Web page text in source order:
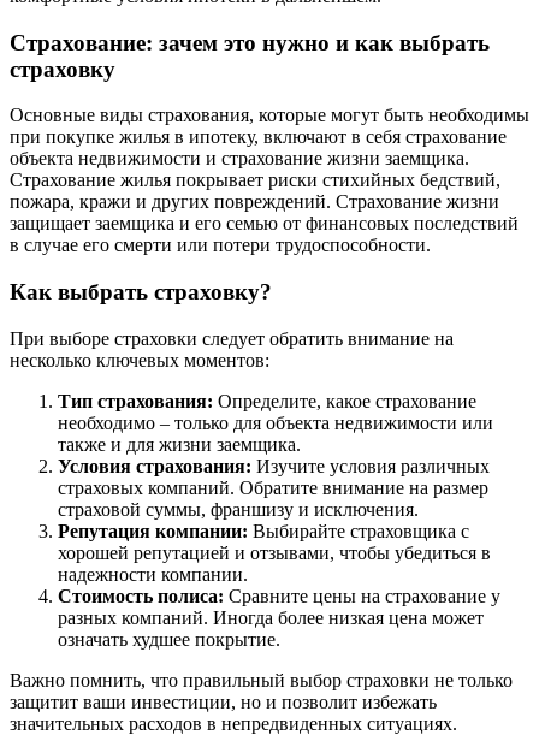
Страхование: зачем это нужно и как выбрать
страховку
Основные виды страхования, которые могут быть необходимы
при покупке жилья в ипотеку, включают в себя страхование
объекта недвижимости и страхование жизни заемщика.
Страхование жилья покрывает риски стихийных бедствий,
пожара, кражи и других повреждений. Страхование жизни
защищает заемщика и его семью от финансовых последствий
в случае его смерти или потери трудоспособности.
Как выбрать страховку?
При выборе страховки следует обратить внимание на
несколько ключевых моментов:
Тип страхования: Определите, какое страхование
необходимо – только для объекта недвижимости или
также и для жизни заемщика.
Условия страхования: Изучите условия различных
страховых компаний. Обратите внимание на размер
страховой суммы, франшизу и исключения.
Репутация компании: Выбирайте страховщика с
хорошей репутацией и отзывами, чтобы убедиться в
надежности компании.
Стоимость полиса: Сравните цены на страхование у
разных компаний. Иногда более низкая цена может
означать худшее покрытие.
Важно помнить, что правильный выбор страховки не только
защитит ваши инвестиции, но и позволит избежать
значительных расходов в непредвиденных ситуациях.